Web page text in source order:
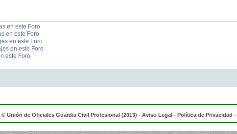
en este Foro
en este Foro
en este Foro
en este Foro
este Foro
© Unión de Oficiales Guardia Civil Profesional (2013) - Aviso Legal - Política de Privacidad -